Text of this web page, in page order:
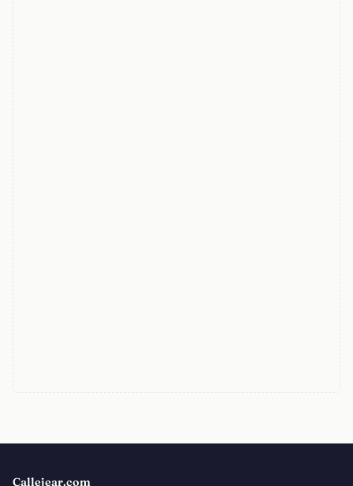
Callejear.com